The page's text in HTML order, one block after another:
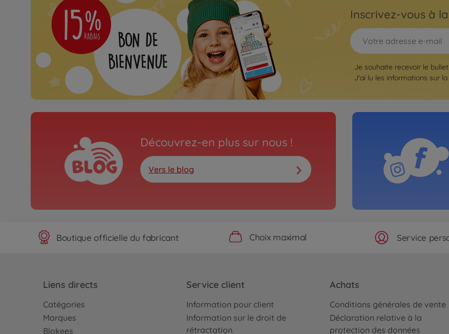
Inscrivez-vous à
Je souhaite recevoir le
J'ai lu les informations sur la
Découvrez-en plus sur nous !
Vers le blog
Boutique officielle du fabricant Choix maximal Service
Liens directs
Catégories
Marques
Blokees
Service client
Information pour client
Information sur le droit de
rétractation
Achats
Conditions générales de vente
Déclaration relative à la
protection des données